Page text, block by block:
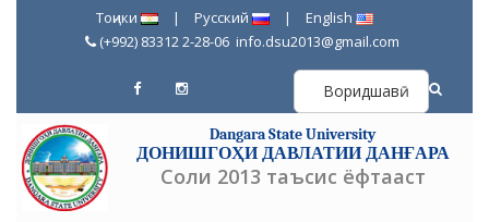
Тоҷики | Русский |
English
(+992) 83312 2-28-06 info.dsu2013@gmail.com
Воридшавӣ
Dangara State University
ДОНИШГОҲИ ДАВЛАТИИ ДАНҒАРА
Соли 2013 таъсис ёфтааст